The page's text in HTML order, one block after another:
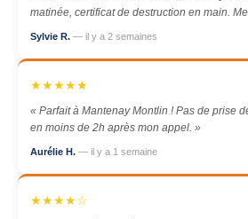
matinée, certificat de destruction en main.
Sylvie R. — il y a 2 semaines
★★★★★
« Parfait à Mantenay Montlin ! Pas de prise
en moins de 2h après mon appel. »
Aurélie H. — il y a 1 semaine
★★★★☆